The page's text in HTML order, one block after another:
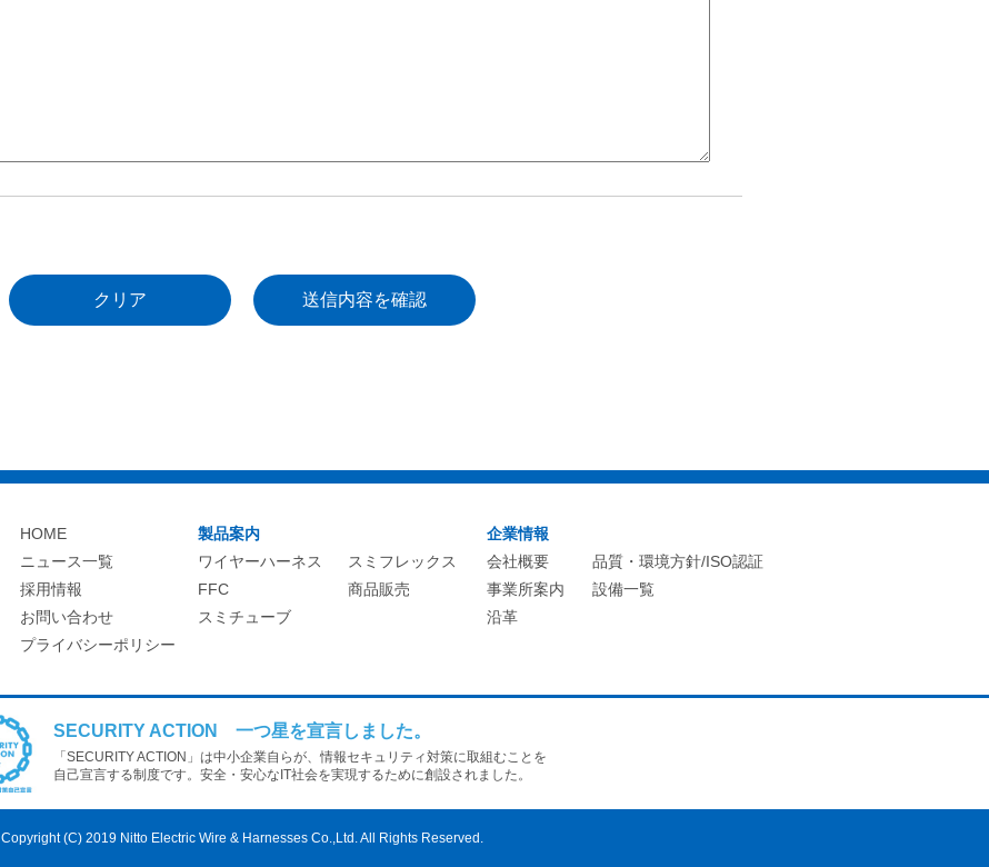
クリア 送信内容を確認
HOME
ニュース一覧
採用情報
お問い合わせ
プライバシーポリシー
製品案内
ワイヤーハーネス
FFC
スミチューブ
スミフレックス
商品販売
企業情報
会社概要
事業所案内
沿革
品質・環境方針/ISO認証
設備一覧
SECURITY ACTION 一つ星を宣言しました。
「SECURITY ACTION」は中小企業自らが、情報セキュリティ対策に取組むことを
自己宣言する制度です。安全・安心なIT社会を実現するために創設されました。
Copyright (C) 2019 Nitto Electric Wire & Harnesses Co.,Ltd. All Rights Reserved.